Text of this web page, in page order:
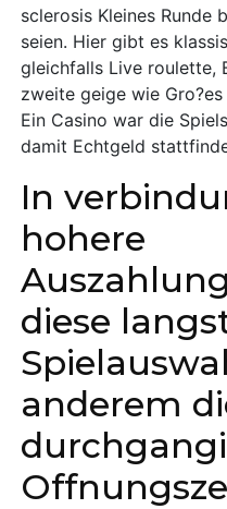
sclerosis Kleines Runde
seien. Hier gibt es
gleichfalls Live roulette,
zweite geige wie
Ein Casino war die
damit Echtgeld
In
hohere
diese
anderem